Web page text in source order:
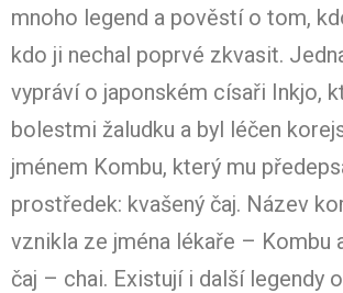
mnoho legend a pověstí o tom,
kdo ji nechal poprvé zkvasit.
vypráví o japonském císaři Inkjo,
bolestmi žaludku a byl léčen
jménem Kombu, který mu
prostředek: kvašený čaj. Název
vznikla ze jména lékaře – Kombu
čaj – chai. Existují i další legendy